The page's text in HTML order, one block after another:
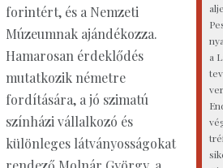
a
forintért, és a Nemzeti
Múzeumnak ajándékozza.
Hamarosan érdeklődés
mutatkozik németre
fordítására, a jó szimatú
színházi vállalkozó és
különleges látványosságokat